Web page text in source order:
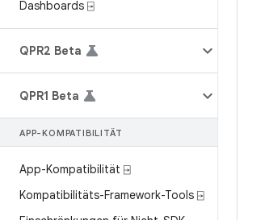
Dashboards ⍈
QPR2 Beta
QPR1 Beta
APP-KOMPATIBILITÄT
App-Kompatibilität ⍈
Kompatibilitäts-Framework-Tools ⍈